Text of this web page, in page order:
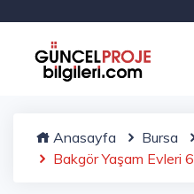
Anasayfa Bursa
Bakgör Yaşam Evleri 6